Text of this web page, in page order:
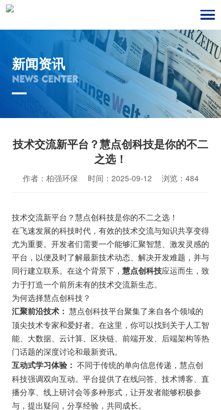
新闻资讯
NEWS CENTER
技术交流新平台？慧点创科技是你的不二
之选！
作者：柏强环保 时间：2025-09-12 浏览：484
技术交流新平台？慧点创科技是你的不二之选！
在飞速发展的科技时代，有效的技术交流与知识共享变得
尤为重要。开发者们需要一个能够汇聚智慧、激发灵感的
平台，以便及时了解最新技术动态、解决开发难题，并与
同行建立联系。在这个背景下， 慧点创科技应运而生，致
力于打造一个前所未有的技术交流新生态。
为何选择慧点创科技？
汇聚前沿技术： 慧点创科技平台聚集了来自各个领域的
顶尖技术专家和爱好者。在这里，你可以找到关于人工智
能、大数据、云计算、区块链、前端开发、后端架构等热
门话题的深度讨论和最新资讯。
互动式学习体验： 不同于传统的单向信息传递，慧点创
科技强调双向互动。平台提供了在线问答、技术博客、直
播分享、线上研讨会等多种形式，让开发者能够积极参
与，提出疑问，分享经验，共同成长。